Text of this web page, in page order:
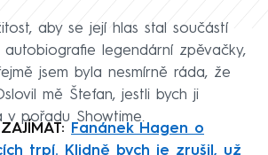
aby se její hlas stal součástí
legendární zpěvačky,
jsem byla nesmírně ráda, že
mě Štefan, jestli bych ji
v pořadu Showtime.
Fanánek Hagen o
trpí. Klidně bych je zrušil, už